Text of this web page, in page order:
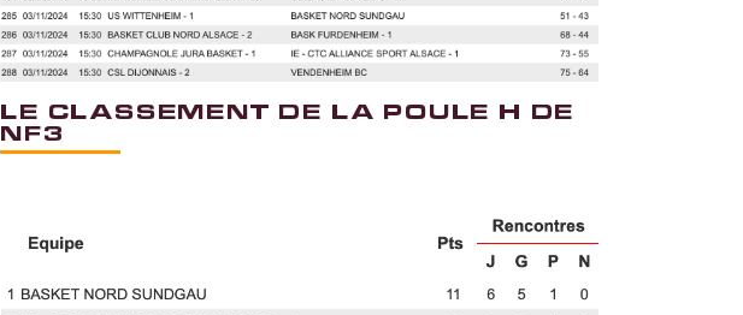
LE CLASSEMENT DE LA POULE H DE
NF3